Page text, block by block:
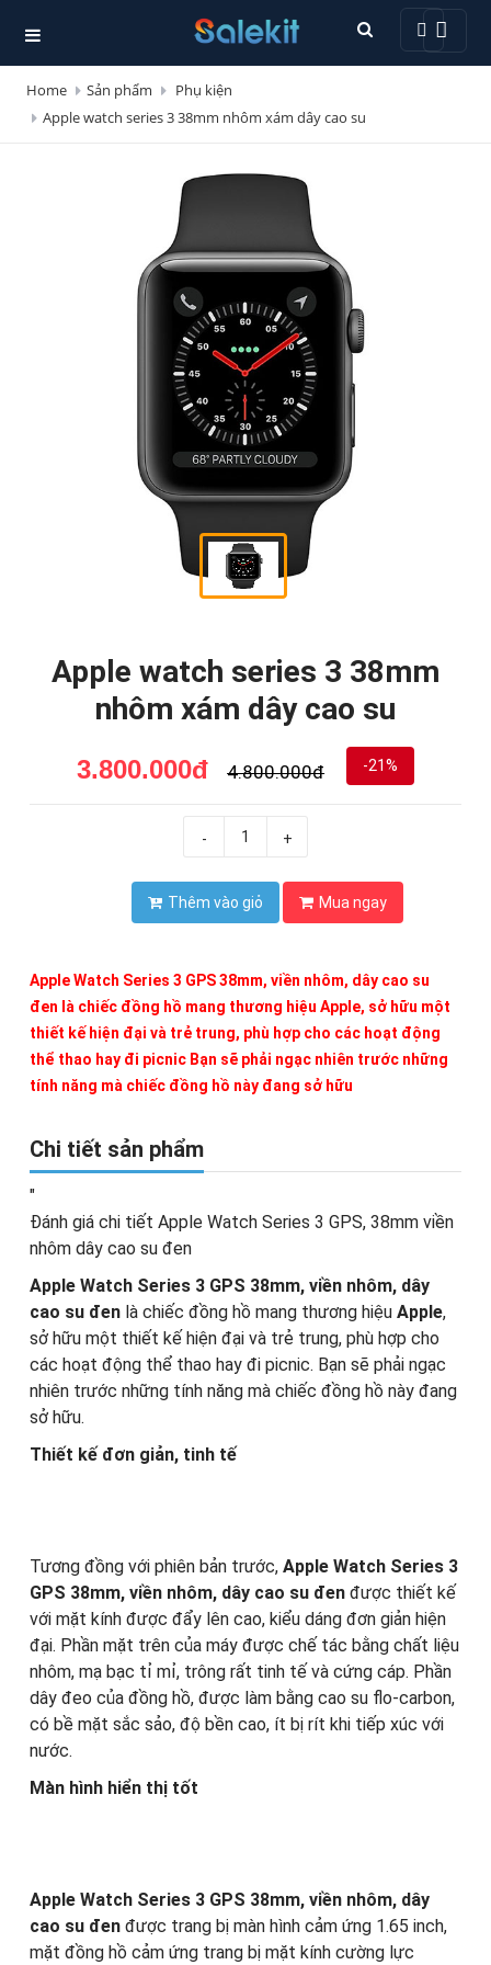
Home Sản phẩm
Phụ kiện
Apple watch series 3 38mm nhôm xám dây cao su
Apple watch series 3 38mm
nhôm xám dây cao su
3.800.000đ 4.800.000đ -21%
- +
Thêm vào giỏ Mua ngay
Apple Watch Series 3 GPS 38mm, viền nhôm, dây cao su
đen là chiếc đồng hồ mang thương hiệu Apple, sở hữu một
thiết kế hiện đại và trẻ trung, phù hợp cho các hoạt động
thể thao hay đi picnic Bạn sẽ phải ngạc nhiên trước những
tính năng mà chiếc đồng hồ này đang sở hữu
Chi tiết sản phẩm
"
Đánh giá chi tiết Apple Watch Series 3 GPS, 38mm viền
nhôm dây cao su đen
Apple Watch Series 3 GPS 38mm, viền nhôm, dây
cao su đen là chiếc đồng hồ mang thương hiệu Apple,
sở hữu một thiết kế hiện đại và trẻ trung, phù hợp cho
các hoạt động thể thao hay đi picnic. Bạn sẽ phải ngạc
nhiên trước những tính năng mà chiếc đồng hồ này đang
sở hữu.
Thiết kế đơn giản, tinh tế
Tương đồng với phiên bản trước, Apple Watch Series 3
GPS 38mm, viền nhôm, dây cao su đen được thiết kế
với mặt kính được đẩy lên cao, kiểu dáng đơn giản hiện
đại. Phần mặt trên của máy được chế tác bằng chất liệu
nhôm, mạ bạc tỉ mỉ, trông rất tinh tế và cứng cáp. Phần
dây đeo của đồng hồ, được làm bằng cao su flo-carbon,
có bề mặt sắc sảo, độ bền cao, ít bị rít khi tiếp xúc với
nước.
Màn hình hiển thị tốt
Apple Watch Series 3 GPS 38mm, viền nhôm, dây
cao su đen được trang bị màn hình cảm ứng 1.65 inch,
mặt đồng hồ cảm ứng trang bị mặt kính cường lực